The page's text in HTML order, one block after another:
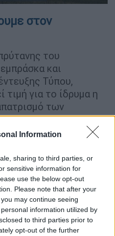
Information
sharing to third parties, or
sensitive information for
use the below opt-out
Please note that after your
may continue seeing
information utilized by
to third parties prior to
opt-out of the further
στον
του
και
Τύπου,
για το ίδρυμα η
των